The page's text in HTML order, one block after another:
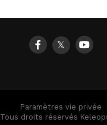
𝕏
Paramètres vie privée
Tous droits réservés